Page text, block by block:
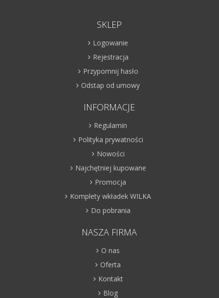
SKLEP
Logowanie
Rejestracja
Przypomnij hasło
Odstap od umowy
INFORMACJE
Regulamin
Polityka prywatności
Nowości
Najchętniej kupowane
Promocja
Komplety wkładek WILKA
Do pobrania
NASZA FIRMA
O nas
Oferta
Kontakt
Blog